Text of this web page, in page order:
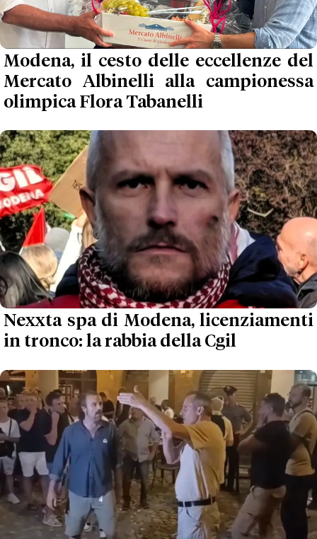
Modena, il cesto delle eccellenze del
Mercato Albinelli alla campionessa
olimpica Flora Tabanelli
Nexxta spa di Modena, licenziamenti
in tronco: la rabbia della Cgil